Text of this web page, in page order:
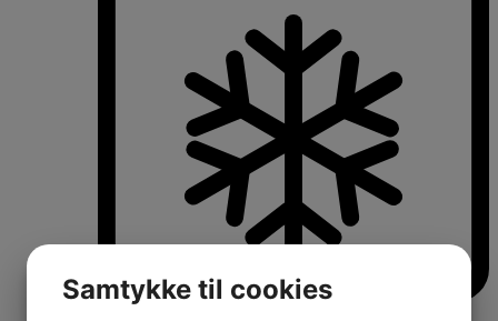
Samtykke til cookies